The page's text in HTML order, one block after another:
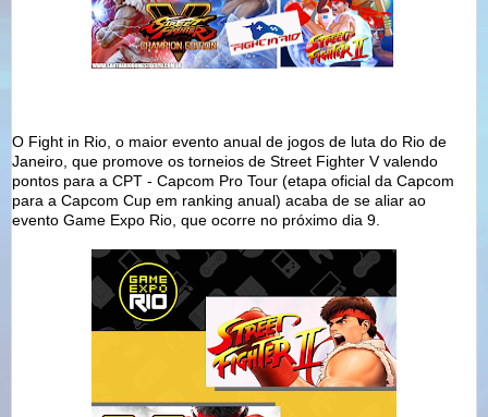
O Fight in Rio, o maior evento anual de jogos de luta do Rio de
Janeiro, que promove os torneios de Street Fighter V valendo
pontos para a CPT - Capcom Pro Tour (etapa oficial da Capcom
para a Capcom Cup em ranking anual) acaba de se aliar ao
evento Game Expo Rio, que ocorre no próximo dia 9.